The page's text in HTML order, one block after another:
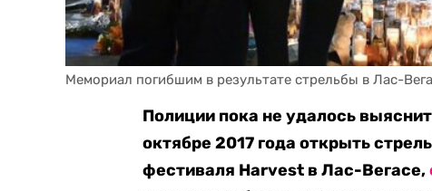
Мемориал погибшим в результате стрельбы в Лас-
Полиции пока не удалось
октябре 2017 года открыть
фестиваля Harvest в Лас-Вегасе,